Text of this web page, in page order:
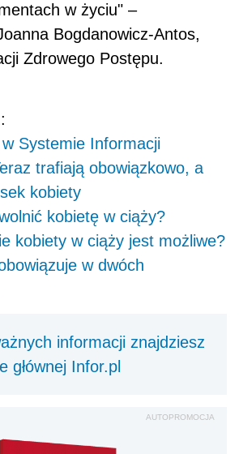
w życiu" –
Bogdanowicz-Antos,
Zdrowego Postępu.
Systemie Informacji
trafiają obowiązkowo, a
kobiety
kobietę w ciąży?
kobiety w ciąży jest możliwe?
w dwóch
informacji znajdziesz
głównej Infor.pl
AUTOPROMOCJA